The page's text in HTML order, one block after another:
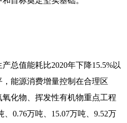
总值能耗比2020年下降15.5%以
，能源消费增量控制在合理区
化物、挥发性有机物重点工程
0.76万吨、15.07万吨、9.52万